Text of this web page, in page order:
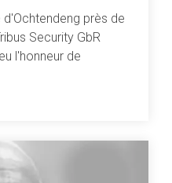
d'Ochtendeng près de
Security GbR
l'honneur de